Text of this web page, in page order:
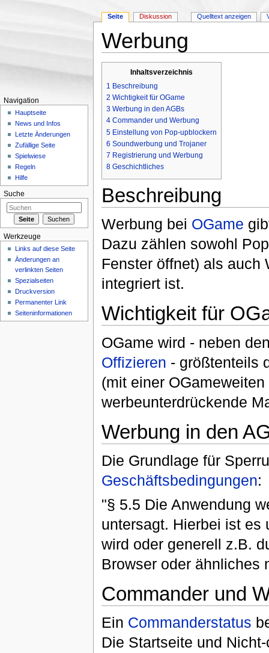
Werbung
Inhaltsverzeichnis
1 Beschreibung
2 Wichtigkeit für OGame
3 Werbung in den AGBs
4 Commander und Werbung
5 Einstellung von Pop-upblockern
6 Soundwerbung und Trojaner
7 Registrierung und Werbung
8 Geschichtliches
Beschreibung
Werbung bei OGame
Dazu zählen sowohl
Fenster öffnet) als auch
integriert ist.
Wichtigkeit für
OGame wird - neben
Offizieren - größtenteils
(mit einer OGameweiten
werbeunterdrückende
Werbung in den
Die Grundlage für
Geschäftsbedingungen:
"§ 5.5 Die Anwendung
untersagt. Hierbei ist es
wird oder generell z.B.
Browser oder ähnliches
Commander und
Ein Commanderstatus
Die Startseite und
Seite Diskussion Quelltext anzeigen
Navigation
Hauptseite
News und Infos
Letzte Änderungen
Zufällige Seite
Spielwiese
Regeln
Hilfe
Suche
Werkzeuge
Links auf diese Seite
Änderungen an
verlinkten Seiten
Spezialseiten
Druckversion
Permanenter Link
Seiteninformationen